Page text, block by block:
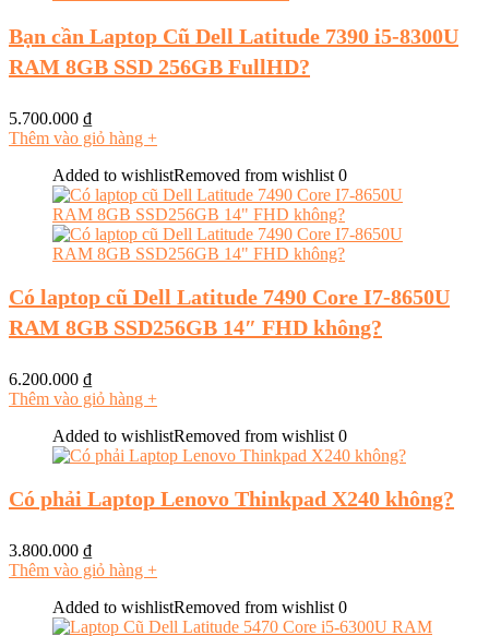
Bạn cần Laptop Cũ Dell Latitude 7390 i5-8300U
RAM 8GB SSD 256GB FullHD?
5.700.000 ₫
Thêm vào giỏ hàng +
Added to wishlistRemoved from wishlist 0
Có laptop cũ Dell Latitude 7490 Core I7-8650U
RAM 8GB SSD256GB 14″ FHD không?
6.200.000 ₫
Thêm vào giỏ hàng +
Added to wishlistRemoved from wishlist 0
Có phải Laptop Lenovo Thinkpad X240 không?
3.800.000 ₫
Thêm vào giỏ hàng +
Added to wishlistRemoved from wishlist 0